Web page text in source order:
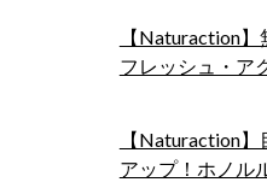
【Naturaction
フレッシュ・ア
【Naturaction
アップ！ホノル